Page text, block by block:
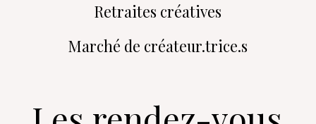
Retraites créatives
Marché de créateur.trice.s